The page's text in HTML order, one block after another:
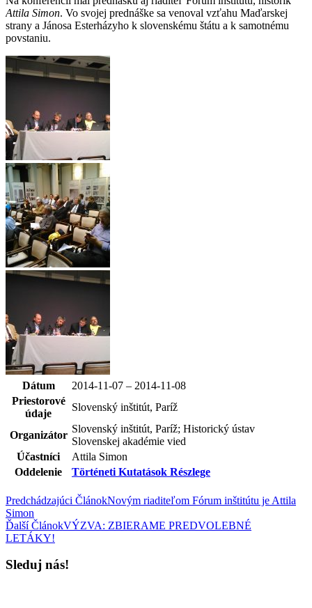
Attila Simon. Vo svojej prednáške sa venoval vzťahu Maďarskej
strany a Jánosa Esterházyho k slovenskému štátu a k samotnému
povstaniu.
Dátum
2014-11-07 – 2014-11-08
Priestorové
údaje
Slovenský inštitút, Paríž
Organizátor
Slovenský inštitút, Paríž; Historický ústav
Slovenskej akadémie vied
Účastníci
Attila Simon
Oddelenie
Történeti Kutatások Részlege
Predchádzajúci ČlánokNovým riaditeľom Fórum inštitútu je Attila
Simon
Ďalší ČlánokVÝZVA: ZBIERAME PREDVOLEBNÉ
LETÁKY!
Sleduj nás!